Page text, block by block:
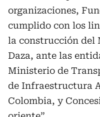
organizaciones,
cumplido con los
la construcción del
Daza, ante las
Ministerio de
de Infraestructura
Colombia, y